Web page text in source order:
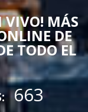
VIVO! MÁS
DE
TODO EL
663